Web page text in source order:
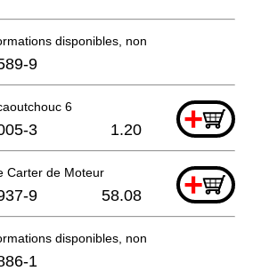
disponibles, non commandable
9
6 +
3 1.20
Carter de Moteur +
9 58.08
disponibles, non commandable
1